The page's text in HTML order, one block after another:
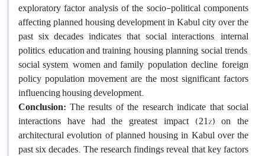
exploratory factor analysis of the socio-political components
affecting planned housing development in Kabul city over the
past six decades indicates that social interactions, internal
politics, education and training, housing planning, social trends,
social system, women and family, population decline, foreign
policy population movement are the most significant factors
influencing housing development.
Conclusion: The results of the research indicate that social
interactions have had the greatest impact (21%) on the
architectural evolution of planned housing in Kabul over the
past six decades. The research findings reveal that key factors